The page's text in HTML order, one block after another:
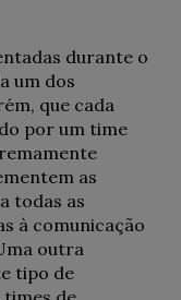
durante o
um dos
que cada
por um time
as
todas as
à comunicação
outra
tipo de